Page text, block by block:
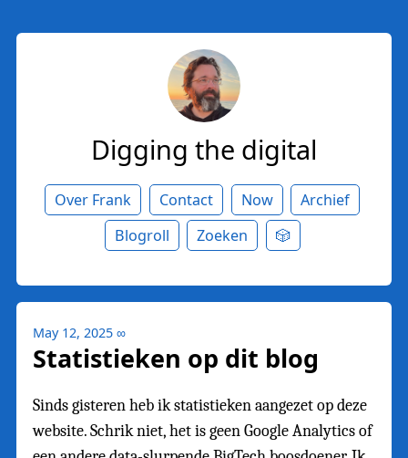
Digging the digital
Over Frank Contact Now
Archief
Blogroll
Zoeken 🎲
May 12, 2025 ∞
Statistieken op dit blog
Sinds gisteren heb ik statistieken aangezet op deze
website. Schrik niet, het is geen Google Analytics of